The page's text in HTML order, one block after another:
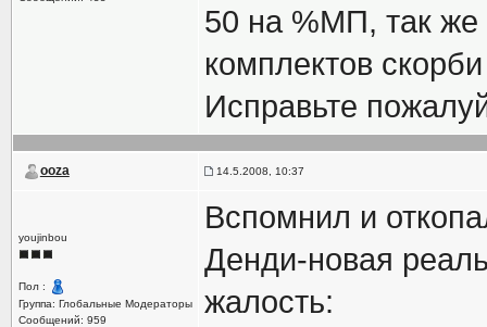
50 на %МП, так же
комплектов
Исправьте
ooza 14.5.2008, 10:37
youjinbou
Пол :
Группа: Глобальные Модераторы
Сообщений: 959
Вспомнил и
Денди-новая
жалость: